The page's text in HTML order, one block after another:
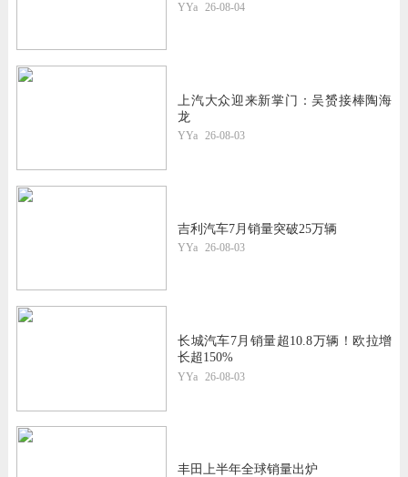
YYa 26-08-04
上汽大众迎来新掌门：吴赟接棒陶海
龙
YYa 26-08-03
吉利汽车7月销量突破25万辆
YYa 26-08-03
长城汽车7月销量超10.8万辆！欧拉增
长超150%
YYa 26-08-03
丰田上半年全球销量出炉